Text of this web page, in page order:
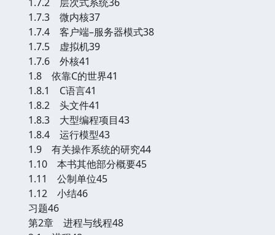
1.7.3 微内核37
1.7.4 客户端–服务器模式38
1.7.5 虚拟机39
1.7.6 外核41
1.8 依靠C的世界41
1.8.1 C语言41
1.8.2 头文件41
1.8.3 大型编程项目43
1.8.4 运行模型43
1.9 有关操作系统的研究44
1.10 本书其他部分概要45
1.11 公制单位45
1.12 小结46
习题46
第2章 进程与线程48